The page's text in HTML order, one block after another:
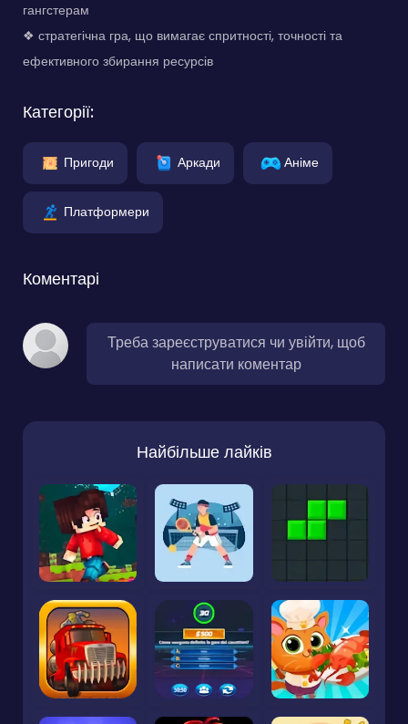
гангстерам
❖ стратегічна гра, що вимагає спритності, точності та
ефективного збирання ресурсів
Категорії:
Пригоди Аркади Аніме
Платформери
Коментарі
Треба зареєструватися чи увійти, щоб
написати коментар
Найбільше лайків